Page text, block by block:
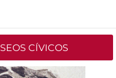
CÍVICOS